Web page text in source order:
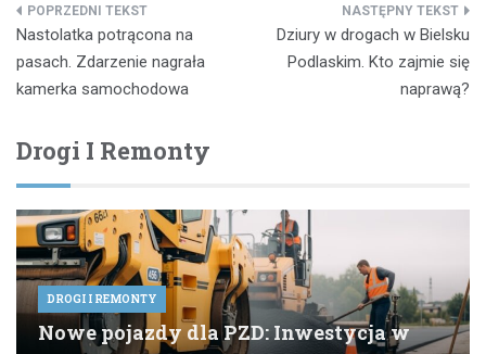
Nawigacja
wpisu
Nastolatka potrącona na
pasach. Zdarzenie nagrała
kamerka samochodowa
Dziury w drogach w Bielsku
Podlaskim. Kto zajmie się
naprawą?
Drogi I Remonty
DROGI I REMONTY
Nowe pojazdy dla PZD: Inwestycja w